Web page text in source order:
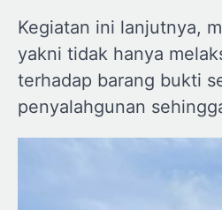
Kegiatan ini lanjutnya,
yakni tidak hanya
terhadap barang bukti
penyalahgunan